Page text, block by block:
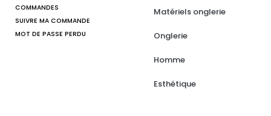
COMMANDES
SUIVRE MA COMMANDE
MOT DE PASSE PERDU
Matériels onglerie
Onglerie
Homme
Esthétique